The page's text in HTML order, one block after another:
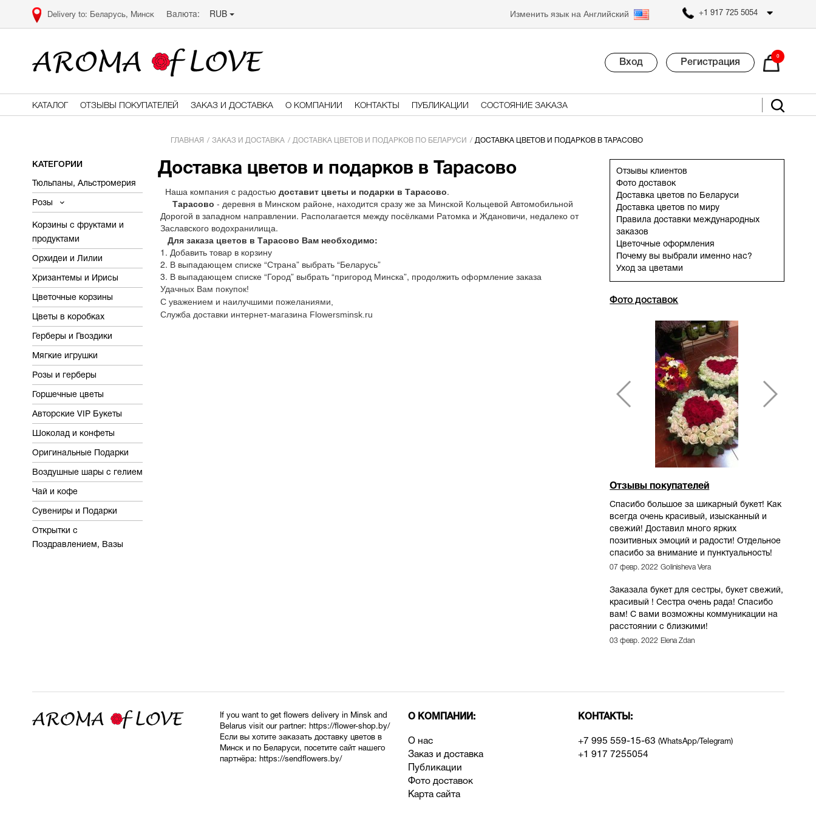
Беларусь, Минск Валюта: RUB Изменить язык на Английский +1 917 725 5054
Вход Регистрация
0
КАТАЛОГ ОТЗЫВЫ ПОКУПАТЕЛЕЙ ЗАКАЗ И ДОСТАВКА О КОМПАНИИ КОНТАКТЫ ПУБЛИКАЦИИ СОСТОЯНИЕ ЗАКАЗА
ГЛАВНАЯ ЗАКАЗ И ДОСТАВКА ДОСТАВКА ЦВЕТОВ И ПОДАРКОВ ПО БЕЛАРУСИ ДОСТАВКА ЦВЕТОВ И ПОДАРКОВ В ТАРАСОВО
КАТЕГОРИИ
Тюльпаны, Альстромерия
Розы
Корзины с фруктами и
продуктами
Орхидеи и Лилии
Хризантемы и Ирисы
Цветочные корзины
Цветы в коробках
Герберы и Гвоздики
Мягкие игрушки
Розы и герберы
Горшечные цветы
Авторские VIP Букеты
Шоколад и конфеты
Оригинальные Подарки
Воздушные шары c гелием
Чай и кофе
Сувениры и Подарки
Открытки с
Поздравлением, Вазы
Доставка цветов и подарков в Тарасово
Наша компания с радостью доставит цветы и подарки в Тарасово.
Тарасово - деревня в Минском районе, находится сразу же за Минской Кольцевой Автомобильной
Дорогой в западном направлении. Располагается между посёлками Ратомка и Ждановичи, недалеко от
Заславского водохранилища.
Для заказа цветов в Тарасово Вам необходимо:
1. Добавить товар в корзину
2. В выпадающем списке “Страна” выбрать “Беларусь”
3. В выпадающем списке “Город” выбрать “пригород Минска”, продолжить оформление заказа
Удачных Вам покупок!
С уважением и наилучшими пожеланиями,
Служба доставки интернет-магазина Flowersminsk.ru
Отзывы клиентов
Фото доставок
Доставка цветов по Беларуси
Доставка цветов по миру
Правила доставки международных
заказов
Цветочные оформления
Почему вы выбрали именно нас?
Уход за цветами
Фото доставок
Отзывы покупателей
Спасибо большое за шикарный букет! Как
всегда очень красивый, изысканный и
свежий! Доставил много ярких
позитивных эмоций и радости! Отдельное
спасибо за внимание и пунктуальность!
07 февр. 2022 Golinisheva Vera
Заказала букет для сестры, букет свежий,
красивый ! Сестра очень рада! Спасибо
вам! С вами возможны коммуникации на
расстоянии с близкими!
03 февр. 2022 Elena Zdan
If you want to get flowers delivery in Minsk and
Belarus visit our partner: https://flower-shop.by/
Если вы хотите заказать доставку цветов в
Минск и по Беларуси, посетите сайт нашего
партнёра: https://sendflowers.by/
О КОМПАНИИ:
О нас
Заказ и доставка
Публикации
Фото доставок
Карта сайта
КОНТАКТЫ:
+7 995 559-15-63 (WhatsApp/Telegram)
+1 917 7255054